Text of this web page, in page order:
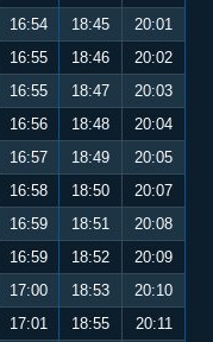
16:54 18:45
20:01
16:55 18:46
20:02
16:55 18:47
20:03
16:56 18:48
20:04
16:57 18:49
20:05
16:58 18:50
20:07
16:59 18:51
20:08
16:59 18:52
20:09
17:00 18:53
20:10
17:01 18:55
20:11